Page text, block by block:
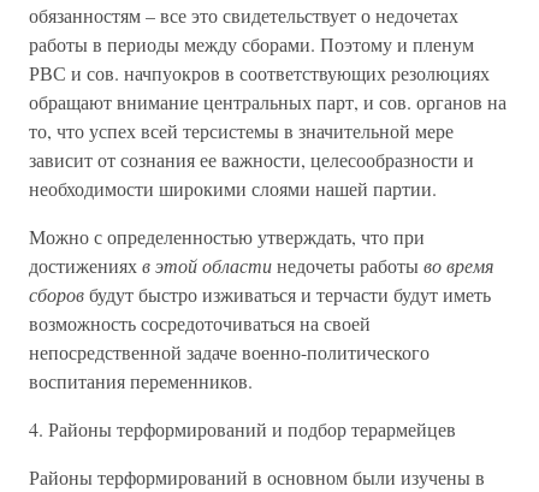
обязанностям – все это свидетельствует о недочетах
работы в периоды между сборами. Поэтому и пленум
РВС и сов. начпуокров в соответствующих резолюциях
обращают внимание центральных парт, и сов. органов на
то, что успех всей терсистемы в значительной мере
зависит от сознания ее важности, целесообразности и
необходимости широкими слоями нашей партии.
Можно с определенностью утверждать, что при
достиженияхв этой областинедочеты работыво время
сборовбудут быстро изживаться и терчасти будут иметь
возможность сосредоточиваться на своей
непосредственной задаче военно-политического
воспитания переменников.
4. Районы терформирований и подбор терармейцев
Районы терформирований в основном были изучены в